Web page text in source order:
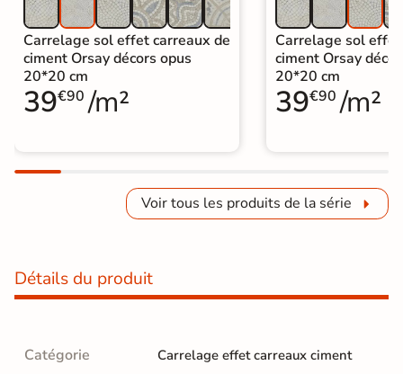
Carrelage sol effet carreaux de
ciment Orsay décors opus
20*20 cm
39€90 /m²
Carrelage sol
ciment Orsay
20*20 cm
39€90 /m²
Voir tous les produits de la série
Détails du produit
Catégorie Carrelage effet carreaux ciment